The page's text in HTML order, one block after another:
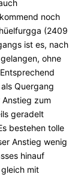
noch
(2409
ist es, nach
ohne
Quergang
zum
geradelt
bestehen tolle
Anstieg wenig
hinauf
mit